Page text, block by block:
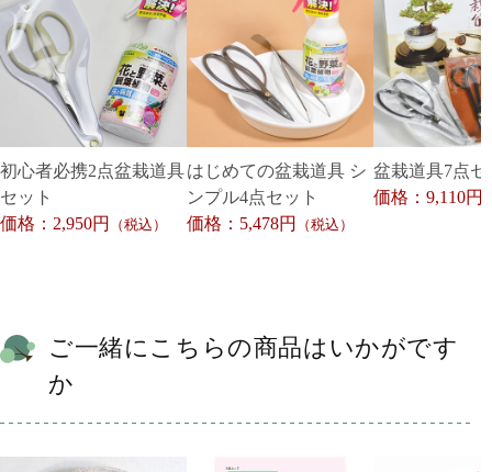
初心者必携2点盆栽道具
セット
価格：2,950円
（税込）
はじめての盆栽道具 シ
ンプル4点セット
価格：5,478円
（税込）
盆栽道具7点セ
価格：9,110円
ご一緒にこちらの商品はいかがです
か